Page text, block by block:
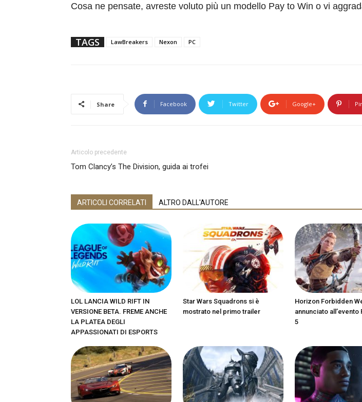
Cosa ne pensate, avreste voluto più un modello Pay to Win o vi
TAGS LawBreakers Nexon PC
Share Facebook Twitter Google+
Articolo precedente
Tom Clancy’s The Division, guida ai trofei
ARTICOLI CORRELATI ALTRO DALL'AUTORE
LOL LANCIA WILD RIFT IN
VERSIONE BETA. FREME ANCHE
LA PLATEA DEGLI
APPASSIONATI DI ESPORTS
Star Wars Squadrons si è
mostrato nel primo trailer
Horizon Forbidden
annunciato all’evento
5